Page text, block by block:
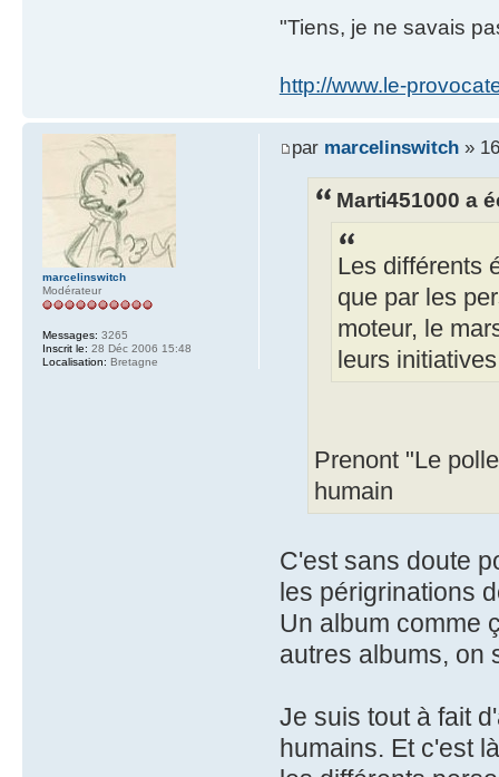
"Tiens, je ne savais
http://www.le-
par marcelinswitch»
Marti451000 a
Les différents
que par les
moteur, le
leurs
Prenont "Le
humain
C'est sans doute
les périgrinations
Un album comme
autres albums, on
Je suis tout à fait
humains. Et c'est
marcelinswitch
Modérateur
Messages: 3265
Inscrit le: 28 Déc 2006 15:48
Localisation: Bretagne